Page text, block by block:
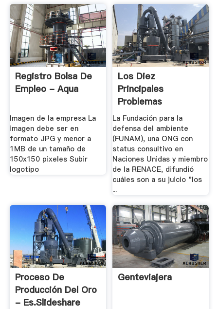
Registro Bolsa De
Empleo - Aqua
Imagen de la empresa La
imagen debe ser en
formato JPG y menor a
1MB de un tamaño de
150x150 pixeles Subir
logotipo
Los Diez
Principales
Problemas
Ambientales De .
La Fundación para la
defensa del ambiente
(FUNAM), una ONG con
status consultivo en
Naciones Unidas y miembro
de la RENACE, difundió
cuáles son a su juicio "los
...
Proceso De
Producción Del Oro
- Es.slideshare
Genteviajera